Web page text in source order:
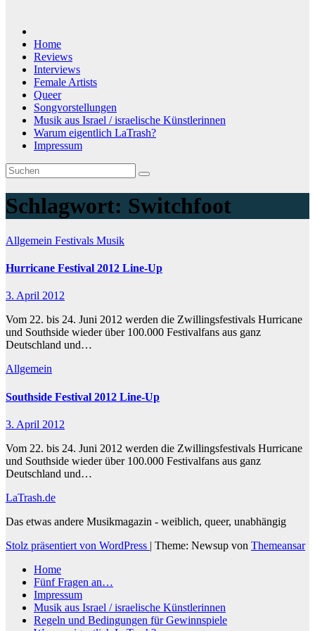
Home
Reviews
Interviews
Female Artists
Queer
Songvorstellungen
Musik aus Israel / israelische Künstlerinnen
Warum eigentlich LaTrash?
Impressum
Schlagwort: Switchfoot
Allgemein Festivals Musik
Hurricane Festival 2012 Line-Up
3. April 2012
Vom 22. bis 24. Juni 2012 werden die Zwillingsfestivals Hurricane
und Southside wieder über 100.000 Festivalfans aus ganz
Deutschland und…
Allgemein
Southside Festival 2012 Line-Up
3. April 2012
Vom 22. bis 24. Juni 2012 werden die Zwillingsfestivals Hurricane
und Southside wieder über 100.000 Festivalfans aus ganz
Deutschland und…
LaTrash.de
Das etwas andere Musikmagazin - weiblich, queer, unabhängig
Stolz präsentiert von WordPress | Theme: Newsup von Themeansar
Home
Fünf Fragen an…
Impressum
Musik aus Israel / israelische Künstlerinnen
Regeln und Bedingungen für Gewinnspiele